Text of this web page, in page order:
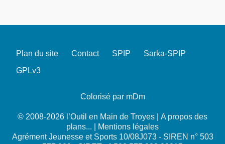
Plan du site Contact SPIP
Sarka-SPIP
GPLv3
Colorisé par mDm
© 2008-2026 l’Outil en Main de Troyes | A propos des
plans...
Mentions légales
Agrément Jeunesse et Sports 10/08J073 - SIREN n° 503